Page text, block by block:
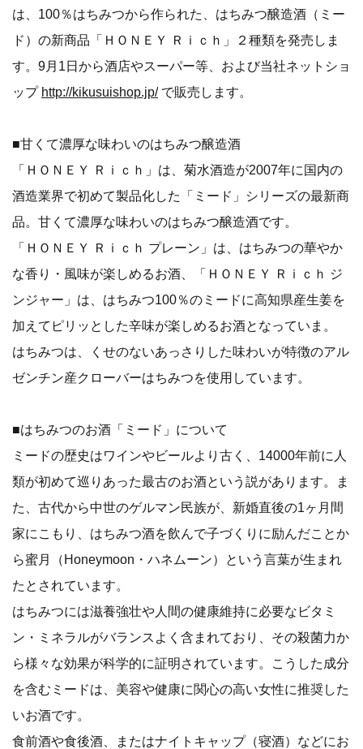
は、100％はちみつから作られた、はちみつ醸造酒（ミー
ド）の新商品「ＨＯＮＥＹ Ｒｉｃｈ」２種類を発売しま
す。9月1日から酒店やスーパー等、および当社ネットショ
ップ http://kikusuishop.jp/ で販売します。
■甘くて濃厚な味わいのはちみつ醸造酒
「ＨＯＮＥＹ Ｒｉｃｈ」は、菊水酒造が2007年に国内の
酒造業界で初めて製品化した「ミード」シリーズの最新商
品。甘くて濃厚な味わいのはちみつ醸造酒です。
「ＨＯＮＥＹ Ｒｉｃｈ プレーン」は、はちみつの華やか
な香り・風味が楽しめるお酒、「ＨＯＮＥＹ Ｒｉｃｈ ジ
ンジャー」は、はちみつ100％のミードに高知県産生姜を
加えてピリッとした辛味が楽しめるお酒となっていま。
はちみつは、くせのないあっさりした味わいが特徴のアル
ゼンチン産クローバーはちみつを使用しています。
■はちみつのお酒「ミード」について
ミードの歴史はワインやビールより古く、14000年前に人
類が初めて巡りあった最古のお酒という説があります。ま
た、古代から中世のゲルマン民族が、新婚直後の1ヶ月間
家にこもり、はちみつ酒を飲んで子づくりに励んだことか
ら蜜月（Honeymoon・ハネムーン）という言葉が生まれ
たとされています。
はちみつには滋養強壮や人間の健康維持に必要なビタミ
ン・ミネラルがバランスよく含まれており、その殺菌力か
ら様々な効果が科学的に証明されています。こうした成分
を含むミードは、美容や健康に関心の高い女性に推奨した
いお酒です。
食前酒や食後酒、またはナイトキャップ（寝酒）などにお